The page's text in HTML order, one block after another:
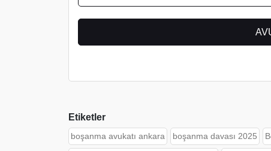
Etiketler
boşanma avukatı ankara boşanma davası 2025